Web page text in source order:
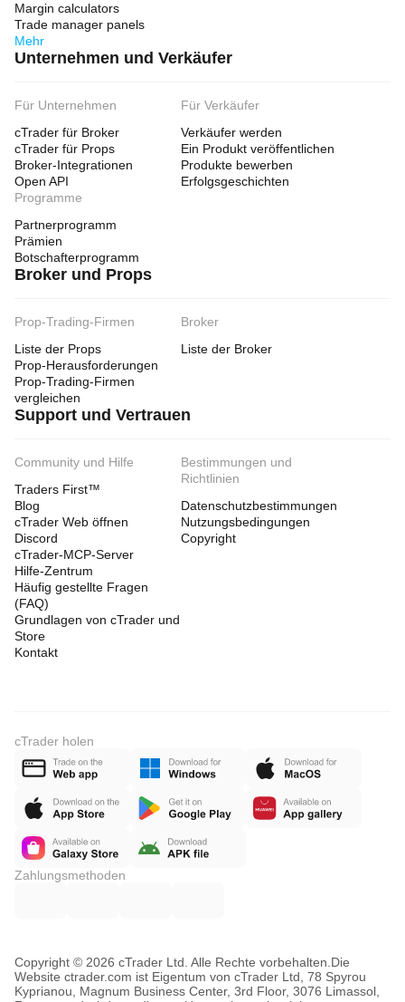
Margin calculators
Trade manager panels
Mehr
Unternehmen und Verkäufer
Für Unternehmen
cTrader für Broker
cTrader für Props
Broker-Integrationen
Open API
Für Verkäufer
Verkäufer werden
Ein Produkt veröffentlichen
Produkte bewerben
Erfolgsgeschichten
Programme
Partnerprogramm
Prämien
Botschafterprogramm
Broker und Props
Prop-Trading-Firmen
Liste der Props
Prop-Herausforderungen
Prop-Trading-Firmen
vergleichen
Broker
Liste der Broker
Support und Vertrauen
Community und Hilfe
Traders First™
Blog
cTrader Web öffnen
Discord
cTrader-MCP-Server
Hilfe-Zentrum
Häufig gestellte Fragen
(FAQ)
Grundlagen von cTrader und
Store
Kontakt
Bestimmungen und
Richtlinien
Datenschutzbestimmungen
Nutzungsbedingungen
Copyright
cTrader holen
Zahlungsmethoden
Copyright © 2026 cTrader Ltd. Alle Rechte vorbehalten. Die
Website ctrader.com ist Eigentum von cTrader Ltd, 78 Spyrou
Kyprianou, Magnum Business Center, 3rd Floor, 3076 Limassol,